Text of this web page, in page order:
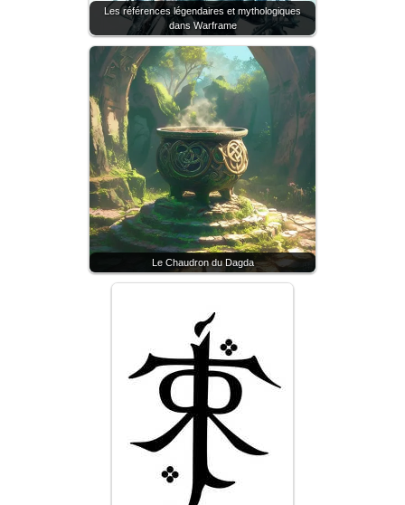
Les références légendaires et mythologiques
dans Warframe
Le Chaudron du Dagda